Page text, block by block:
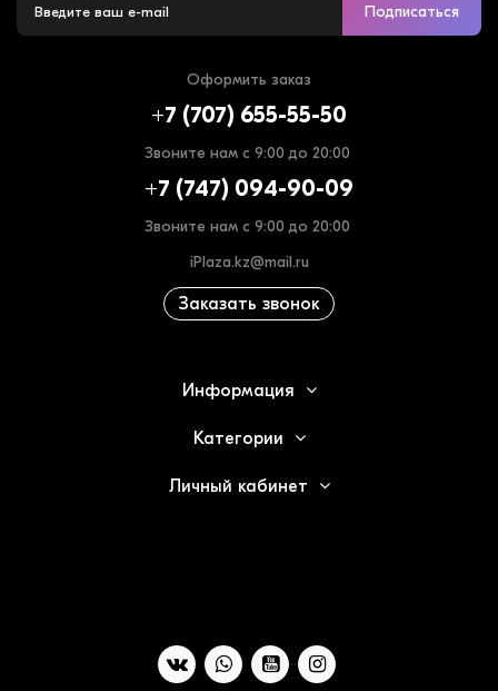
Подписаться
Оформить заказ
+7 (707) 655-55-50
Звоните нам с 9:00 до 20:00
+7 (747) 094-90-09
Звоните нам с 9:00 до 20:00
iPlaza.kz@mail.ru
Заказать звонок
Информация
Категории
Личный кабинет